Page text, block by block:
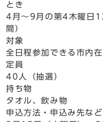
とき
4月～9月の第4木曜日
間）
対象
全日程参加できる市内
定員
40人（抽選）
持ち物
タオル、飲み物
申込方法・申込み先など